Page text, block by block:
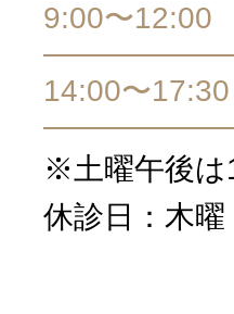
9:00〜12:00
14:00〜17:30
※土曜午後は
休診日：木曜